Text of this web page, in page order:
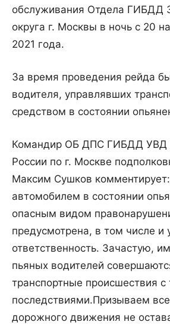
обслуживания Отдела ГИБДД
округа г. Москвы в ночь с 20
2021 года.
За время проведения рейда
водителя, управлявших
средством в состоянии
Командир ОБ ДПС ГИБДД
России по г. Москве
Максим Сушков
автомобилем в состоянии
опасным видом
предусмотрена, в том числе и
ответственность. Зачастую,
пьяных водителей
транспортные происшествия
последствиями.Призываем
дорожного движения не